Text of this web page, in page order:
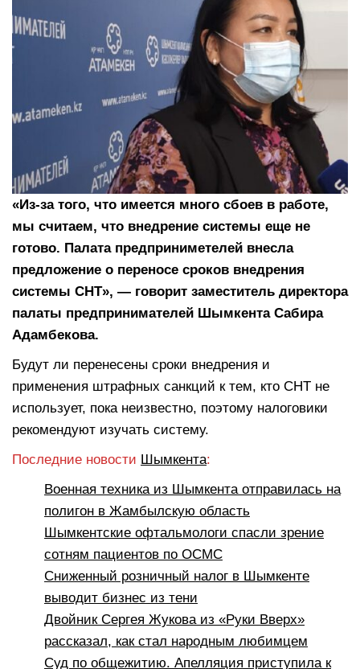
«Из-за того, что имеется много сбоев в работе,
мы считаем, что внедрение системы еще не
готово. Палата предприниметелей внесла
предложение о переносе сроков внедрения
системы СНТ», — говорит заместитель директора
палаты предпринимателей Шымкента Сабира
Адамбекова.
Будут ли перенесены сроки внедрения и
применения штрафных санкций к тем, кто СНТ не
использует, пока неизвестно, поэтому налоговики
рекомендуют изучать систему.
Последние новости Шымкента:
Военная техника из Шымкента отправилась на
полигон в Жамбылскую область
Шымкентские офтальмологи спасли зрение
сотням пациентов по ОСМС
Сниженный розничный налог в Шымкенте
выводит бизнес из тени
Двойник Сергея Жукова из «Руки Вверх»
рассказал, как стал народным любимцем
Суд по общежитию. Апелляция приступила к